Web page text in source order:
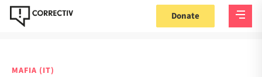
Donate
MAFIA (IT)